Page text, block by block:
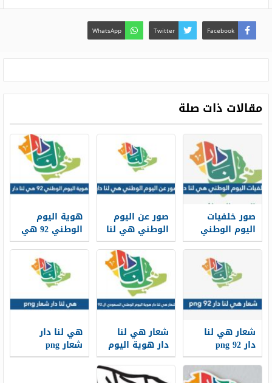
Facebook
Twitter
WhatsApp
مقالات ذات صلة
صور خلفيات
اليوم الوطني
هي لنا دار 95
بجودة عالية
صور عن اليوم
الوطني هي لنا
دار 95 مميزة
بجودة عالية
هوية اليوم
الوطني 92 هي
لنا دار
شعار هي لنا
دار 92 png
شعار هي لنا
دار هوية اليوم
الوطني
السعودي ال 92
هي لنا دار
شعار png
شفاف مفرغ